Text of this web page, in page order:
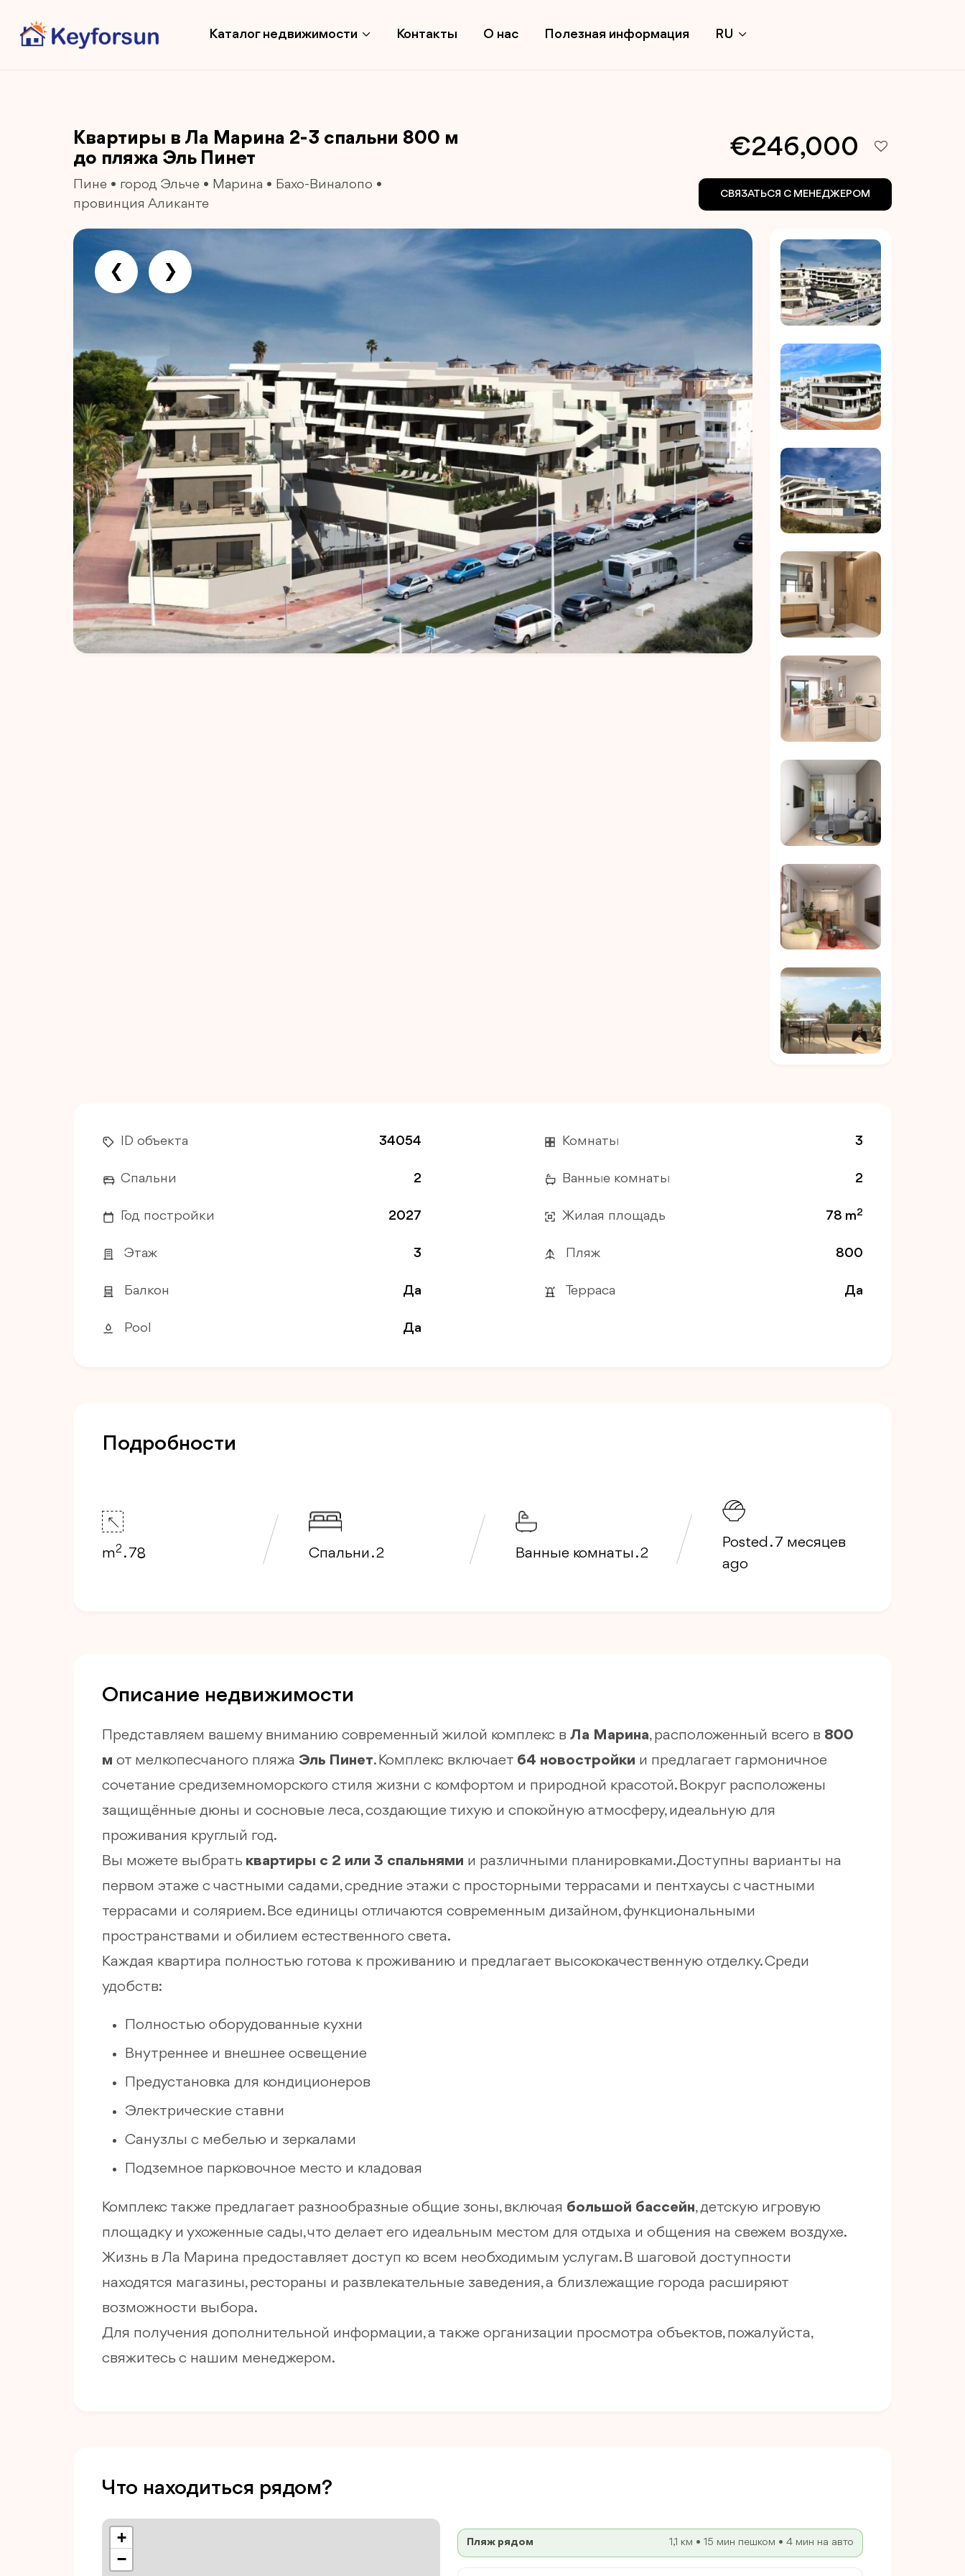
Каталог недвижимости Контакты О нас Полезная информация RU
Квартиры в Ла Марина 2-3 спальни 800 м
до пляжа Эль Пинет
Пине • город Эльче • Марина • Бахо-Виналопо •
провинция Аликанте
€246,000
СВЯЗАТЬСЯ С МЕНЕДЖЕРОМ
❮
Previous
❯
Next
ID объекта 34054 Комнаты 3
Спальни 2 Ванные комнаты 2
Год постройки 2027 Жилая площадь 78 m2
Этаж 3 Пляж 800
Балкон Да Терраса Да
Pool Да
Подробности
m2 . 78 Спальни . 2 Ванные комнаты . 2
Posted . 7 месяцев
ago
Описание недвижимости
Представляем вашему вниманию современный жилой комплекс в Ла Марина, расположенный всего в 800
м от мелкопесчаного пляжа Эль Пинет. Комплекс включает 64 новостройки и предлагает гармоничное
сочетание средиземноморского стиля жизни с комфортом и природной красотой. Вокруг расположены
защищённые дюны и сосновые леса, создающие тихую и спокойную атмосферу, идеальную для
проживания круглый год.
Вы можете выбрать квартиры с 2 или 3 спальнями и различными планировками. Доступны варианты на
первом этаже с частными садами, средние этажи с просторными террасами и пентхаусы с частными
террасами и солярием. Все единицы отличаются современным дизайном, функциональными
пространствами и обилием естественного света.
Каждая квартира полностью готова к проживанию и предлагает высококачественную отделку. Среди
удобств:
Полностью оборудованные кухни
Внутреннее и внешнее освещение
Предустановка для кондиционеров
Электрические ставни
Санузлы с мебелью и зеркалами
Подземное парковочное место и кладовая
Комплекс также предлагает разнообразные общие зоны, включая большой бассейн, детскую игровую
площадку и ухоженные сады, что делает его идеальным местом для отдыха и общения на свежем воздухе.
Жизнь в Ла Марина предоставляет доступ ко всем необходимым услугам. В шаговой доступности
находятся магазины, рестораны и развлекательные заведения, а близлежащие города расширяют
возможности выбора.
Для получения дополнительной информации, а также организации просмотра объектов, пожалуйста,
свяжитесь с нашим менеджером.
Что находиться рядом?
+
−
Пляж рядом 1,1 км • 15 мин пешком • 4 мин на авто